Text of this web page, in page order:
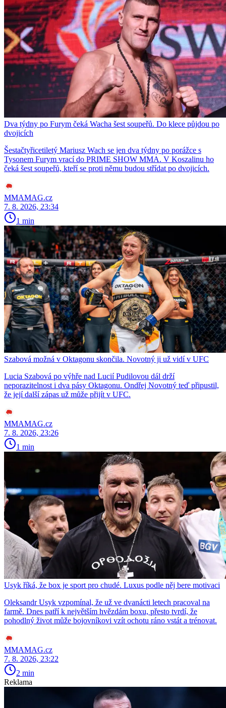
Dva týdny po Furym čeká Wacha šest soupeřů. Do klece půjdou po
dvojicích
Šestačtyřicetiletý Mariusz Wach se jen dva týdny po porážce s
Tysonem Furym vrací do PRIME SHOW MMA. V Koszalinu ho
čeká šest soupeřů, kteří se proti němu budou střídat po dvojicích.
MMAMAG.cz
7. 8. 2026, 23:34
1 min
Szabová možná v Oktagonu skončila. Novotný ji už vidí v UFC
Lucia Szabová po výhře nad Lucií Pudilovou dál drží
neporazitelnost i dva pásy Oktagonu. Ondřej Novotný teď připustil,
že její další zápas už může přijít v UFC.
MMAMAG.cz
7. 8. 2026, 23:26
1 min
Usyk říká, že box je sport pro chudé. Luxus podle něj bere motivaci
Oleksandr Usyk vzpomínal, že už ve dvanácti letech pracoval na
farmě. Dnes patří k největším hvězdám boxu, přesto tvrdí, že
pohodlný život může bojovníkovi vzít ochotu ráno vstát a trénovat.
MMAMAG.cz
7. 8. 2026, 23:22
2 min
Reklama